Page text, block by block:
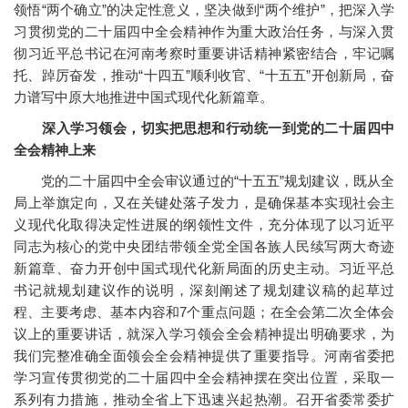
领悟“两个确立”的决定性意义，坚决做到“两个维护”，把深入学
习贯彻党的二十届四中全会精神作为重大政治任务，与深入贯
彻习近平总书记在河南考察时重要讲话精神紧密结合，牢记嘱
托、踔厉奋发，推动“十四五”顺利收官、“十五五”开创新局，奋
力谱写中原大地推进中国式现代化新篇章。
深入学习领会，切实把思想和行动统一到党的二十届四中
全会精神上来
党的二十届四中全会审议通过的“十五五”规划建议，既从全
局上举旗定向，又在关键处落子发力，是确保基本实现社会主
义现代化取得决定性进展的纲领性文件，充分体现了以习近平
同志为核心的党中央团结带领全党全国各族人民续写两大奇迹
新篇章、奋力开创中国式现代化新局面的历史主动。习近平总
书记就规划建议作的说明，深刻阐述了规划建议稿的起草过
程、主要考虑、基本内容和7个重点问题；在全会第二次全体会
议上的重要讲话，就深入学习领会全会精神提出明确要求，为
我们完整准确全面领会全会精神提供了重要指导。河南省委把
学习宣传贯彻党的二十届四中全会精神摆在突出位置，采取一
系列有力措施，推动全省上下迅速兴起热潮。召开省委常委扩